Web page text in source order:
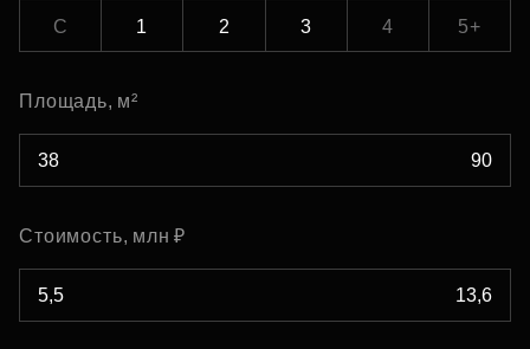
С 1 2 3 4 5+
Площадь, м²
Стоимость, млн ₽